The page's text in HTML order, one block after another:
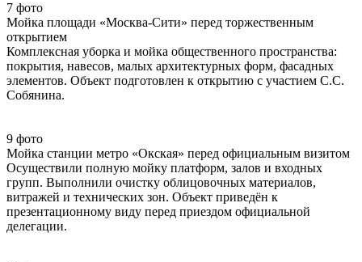
7 фото
Мойка площади «Москва-Сити» перед торжественным
открытием
Комплексная уборка и мойка общественного пространства:
покрытия, навесов, малых архитектурных форм, фасадных
элементов. Объект подготовлен к открытию с участием С.С.
Собянина.
9 фото
Мойка станции метро «Окская» перед официальным визитом
Осуществили полную мойку платформ, залов и входных
групп. Выполнили очистку облицовочных материалов,
витражей и технических зон. Объект приведён к
презентационному виду перед приездом официальной
делегации.